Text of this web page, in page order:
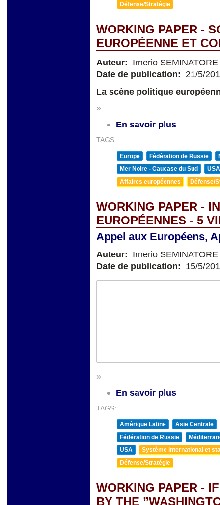
Défense/Stratégie
WORKING PAPER -
EUROPÉENNE ET
Auteur: Irnerio SEMINATORE
Date de publication: 21/5/
La scène politique
»
En savoir plus
TAGS:
Europe Fédération de Russie
Mer Noire - Caucase du Sud
USA
Affaires européennes
Défense/
WORKING PAPER -
EUROPÉENNES - 5
Appel aux Européens,
Auteur: Irnerio SEMINATORE
Date de publication: 15/5/
»
En savoir plus
TAGS:
Amérique Latine
Asie Centrale
Fédération de Russie
USA
Système international et
Défense/Stratégie
WORKING PAPER -
BY THE